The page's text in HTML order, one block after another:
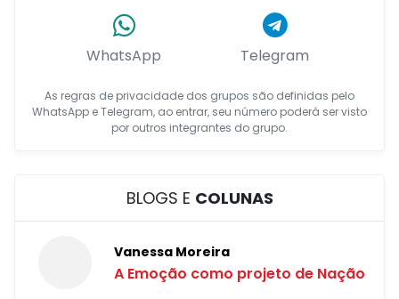
WhatsApp Telegram
As regras de privacidade dos grupos são definidas pelo
WhatsApp e Telegram, ao entrar, seu número poderá ser visto
por outros integrantes do grupo.
BLOGS E COLUNAS
Vanessa Moreira
A Emoção como projeto de Nação